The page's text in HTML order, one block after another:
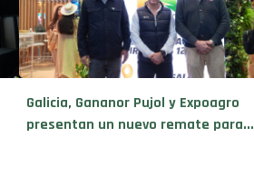
Galicia, Gananor Pujol y Expoagro
presentan un nuevo remate para...